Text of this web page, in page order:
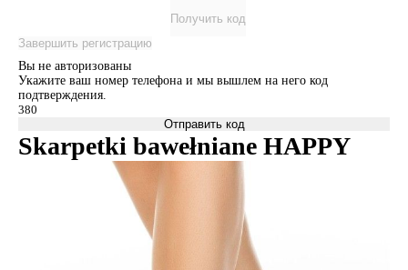
Получить код
Завершить регистрацию
Вы не авторизованы
Укажите ваш номер телефона и мы вышлем на него код
подтверждения.
Отправить код
Skarpetki bawełniane HAPPY